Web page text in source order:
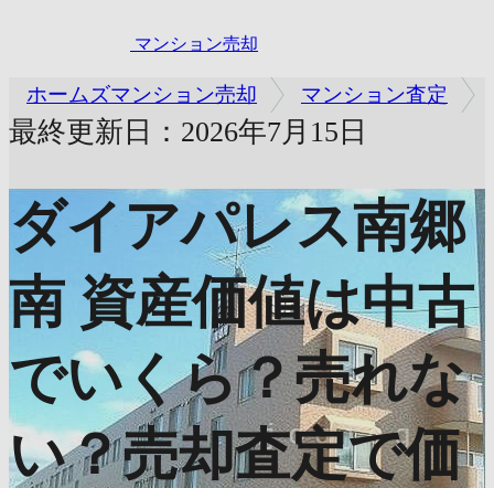
マンション売却
ホームズマンション売却 マンション査定
最終更新日：2026年7月15日
ダイアパレス南郷
南 資産価値は中古
でいくら？売れな
い？売却査定で価